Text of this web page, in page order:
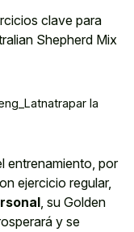
clave para
Shepherd Mix
la
entrenamiento, por
ejercicio regular,
, su Golden
y se